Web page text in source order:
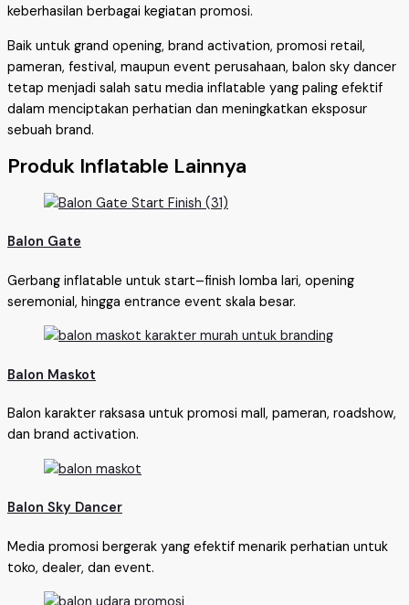
keberhasilan berbagai kegiatan promosi.
Baik untuk grand opening, brand activation, promosi retail,
pameran, festival, maupun event perusahaan, balon sky dancer
tetap menjadi salah satu media inflatable yang paling efektif
dalam menciptakan perhatian dan meningkatkan eksposur
sebuah brand.
Produk Inflatable Lainnya
Balon Gate
Gerbang inflatable untuk start–finish lomba lari, opening
seremonial, hingga entrance event skala besar.
Balon Maskot
Balon karakter raksasa untuk promosi mall, pameran, roadshow,
dan brand activation.
Balon Sky Dancer
Media promosi bergerak yang efektif menarik perhatian untuk
toko, dealer, dan event.